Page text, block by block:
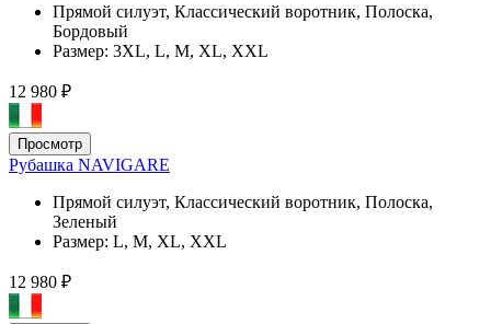
Прямой силуэт, Классический воротник, Полоска,
Бордовый
Размер: 3XL, L, M, XL, XXL
12 980 ₽
Просмотр
Рубашка NAVIGARE
Прямой силуэт, Классический воротник, Полоска,
Зеленый
Размер: L, M, XL, XXL
12 980 ₽